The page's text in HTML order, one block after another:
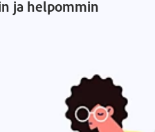
ja helpommin